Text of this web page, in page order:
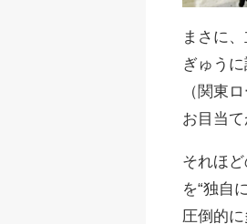
まさに
ぎゅう
（関東
お目当
それほ
を“独自
圧倒的